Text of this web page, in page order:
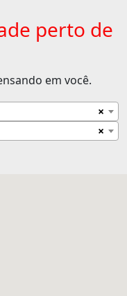
perto de
em você.
×
×